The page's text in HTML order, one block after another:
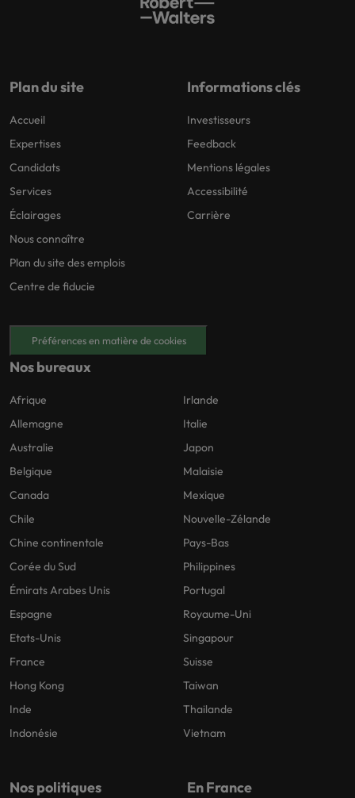
Plan du site
Accueil
Expertises
Candidats
Services
Éclairages
Nous connaître
Plan du site des emplois
Centre de fiducie
Informations clés
Investisseurs
Feedback
Mentions légales
Accessibilité
Carrière
Préférences en matière de cookies
Nos bureaux
Afrique
Allemagne
Australie
Belgique
Canada
Chile
Chine continentale
Corée du Sud
Émirats Arabes Unis
Espagne
Etats-Unis
France
Hong Kong
Inde
Indonésie
Irlande
Italie
Japon
Malaisie
Mexique
Nouvelle-Zélande
Pays-Bas
Philippines
Portugal
Royaume-Uni
Singapour
Suisse
Taiwan
Thailande
Vietnam
Nos politiques En France